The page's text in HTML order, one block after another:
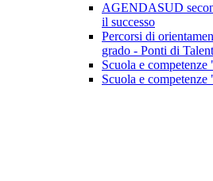
AGENDASUD
il successo
Percorsi di
grado - Ponti di
Scuola e
Scuola e